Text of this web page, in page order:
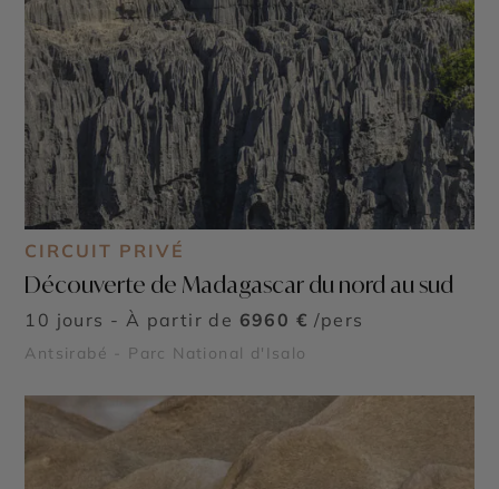
CIRCUIT PRIVÉ
Découverte de Madagascar du nord au sud
10 jours - À partir de 6960 € /pers
Antsirabé - Parc National d'Isalo